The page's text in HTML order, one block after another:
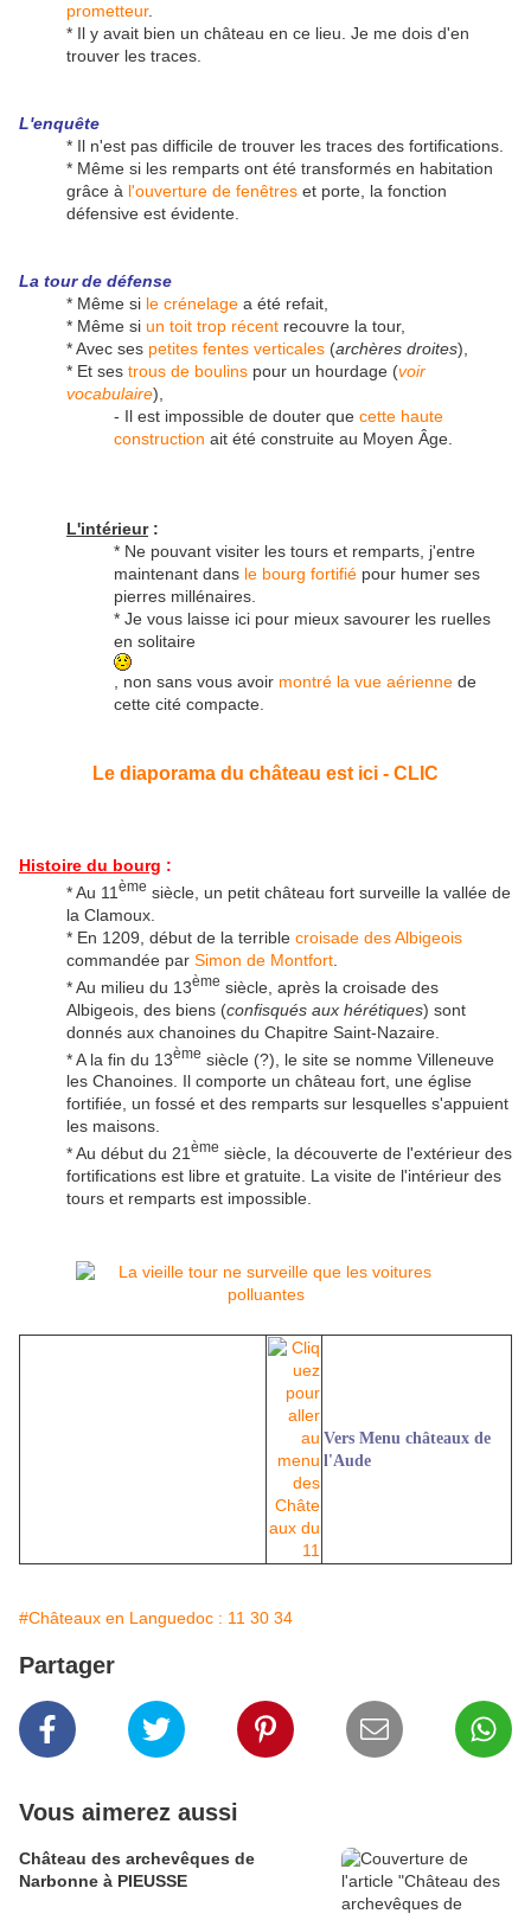
prometteur.
* Il y avait bien un château en ce lieu. Je me dois d'en
trouver les traces.
L'enquête
* Il n'est pas difficile de trouver les traces des fortifications.
* Même si les remparts ont été transformés en habitation
grâce à l'ouverture de fenêtres et porte, la fonction
défensive est évidente.
La tour de défense
* Même si le crénelage a été refait,
* Même si un toit trop récent recouvre la tour,
* Avec ses petites fentes verticales (archères droites),
* Et ses trous de boulins pour un hourdage (voir
vocabulaire),
- Il est impossible de douter que cette haute
construction ait été construite au Moyen Âge.
L'intérieur:
* Ne pouvant visiter les tours et remparts, j'entre
maintenant dans le bourg fortifié pour humer ses
pierres millénaires.
* Je vous laisse ici pour mieux savourer les ruelles
en solitaire
, non sans vous avoir montré la vue aérienne de
cette cité compacte.
Le diaporama du château est ici - CLIC
Histoire du bourg :
* Au 11 ème siècle, un petit château fort surveille la vallée de
la Clamoux.
* En 1209, début de la terrible croisade des Albigeois
commandée par Simon de Montfort
* Au milieu du 13ème siècle, après la croisade des
Albigeois, des biens (confisqués aux hérétiques) sont
donnés aux chanoines du Chapitre Saint-Nazaire.
* A la fin du 13ème siècle (?), le site se nomme Villeneuve
les Chanoines. Il comporte un château fort, une église
fortifiée, un fossé et des remparts sur lesquelles s'appuient
les maisons.
* Au début du 21 ème siècle, la découverte de l'extérieur des
fortifications est libre et gratuite. La visite de l'intérieur des
tours et remparts est impossible.
Vers Menu châteaux de
l'Aude
#Châteaux en Languedoc : 11 30 34
Partager
Vous aimerez aussi
Château des archevêques de
Narbonne à PIEUSSE